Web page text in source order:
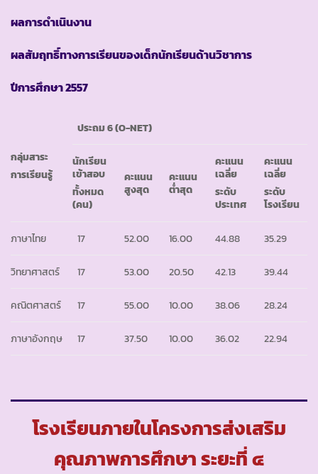
ผลการดำเนินงาน
ผลสัมฤทธิ์ทางการเรียนของเด็กนักเรียนด้านวิชาการ
ปีการศึกษา2557
กลุ่มสาระ
การเรียนรู้
ประถม6 (O-NET)
นักเรียน
เข้าสอบ
ทั้งหมด
(คน)
คะแนน
สูงสุด
คะแนน
ต่ำสุด
คะแนน
เฉลี่ย
ระดับ
ประเทศ
คะแนน
เฉลี่ย
ระดับ
โรงเรียน
ภาษาไทย 17 52.00 16.00 44.88 35.29
วิทยาศาสตร์ 17 53.00 20.50 42.13 39.44
คณิตศาสตร์ 17 55.00 10.00 38.06 28.24
ภาษาอังกฤษ 17 37.50 10.00 36.02 22.94
โรงเรียนภายในโครงการส่งเสริม
คุณภาพการศึกษา ระยะที่ ๔